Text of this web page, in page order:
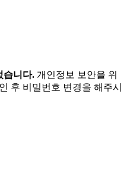
습니다. 개인정보 보안을 위
후 비밀번호 변경을 해주시